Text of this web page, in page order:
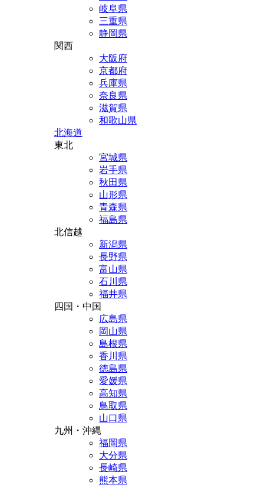
岐阜県
三重県
静岡県
関西
大阪府
京都府
兵庫県
奈良県
滋賀県
和歌山県
北海道
東北
宮城県
岩手県
秋田県
山形県
青森県
福島県
北信越
新潟県
長野県
富山県
石川県
福井県
四国・中国
広島県
岡山県
島根県
香川県
徳島県
愛媛県
高知県
鳥取県
山口県
九州・沖縄
福岡県
大分県
長崎県
熊本県